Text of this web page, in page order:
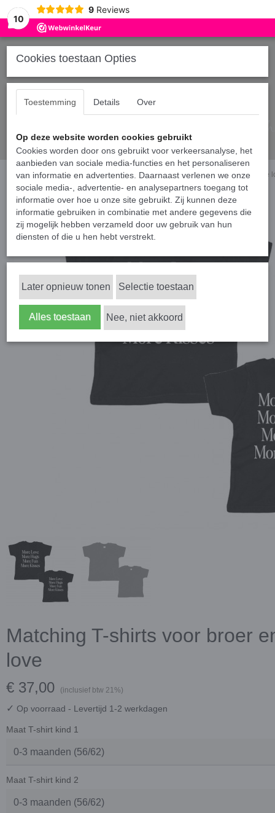
10
9 Reviews
Home › Shirts broer en/of zus › Matching T-shirts voor broer en/of zus - More
Matching T-shirts voor broer
love
€ 37,00 (inclusief btw 21%)
✓ Op voorraad - Levertijd 1-2 werkdagen
Maat T-shirt kind 1
Maat T-shirt kind 2
Cookies toestaan Opties
Toestemming Details Over
Op deze website worden cookies gebruikt
Cookies worden door ons gebruikt voor verkeersanalyse, het
aanbieden van sociale media-functies en het personaliseren
van informatie en advertenties. Daarnaast verlenen we onze
sociale media-, advertentie- en analysepartners toegang tot
informatie over hoe u onze site gebruikt. Zij kunnen deze
informatie gebruiken in combinatie met andere gegevens die
zij mogelijk hebben verzameld door uw gebruik van hun
diensten of die u hen hebt verstrekt.
Later opnieuw tonen Selectie toestaan
Alles toestaan Nee, niet akkoord